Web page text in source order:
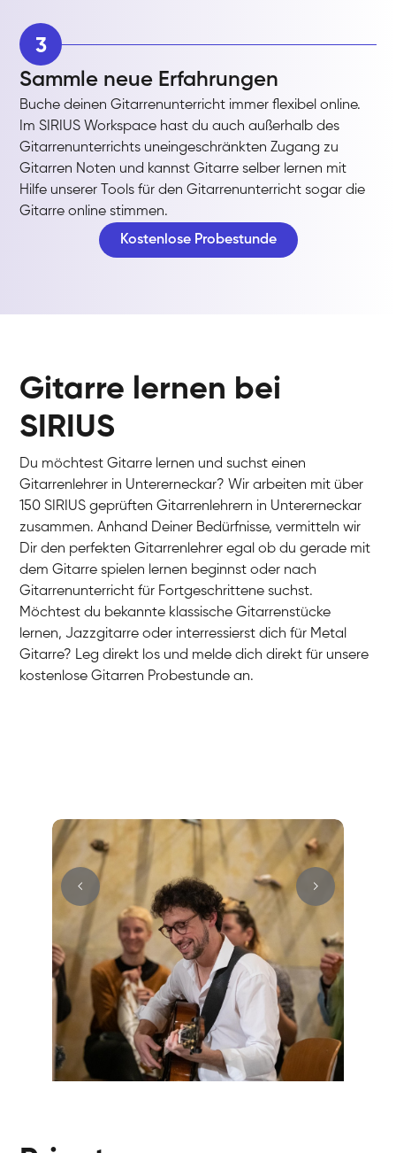
3
Sammle neue Erfahrungen
Buche deinen Gitarrenunterricht immer flexibel online.
Im SIRIUS Workspace hast du auch außerhalb des
Gitarrenunterrichts uneingeschränkten Zugang zu
Gitarren Noten und kannst Gitarre selber lernen mit
Hilfe unserer Tools für den Gitarrenunterricht sogar die
Gitarre online stimmen.
Kostenlose Probestunde
Gitarre lernen bei
SIRIUS
Du möchtest Gitarre lernen und suchst einen
Gitarrenlehrer in Untererneckar? Wir arbeiten mit über
150 SIRIUS geprüften Gitarrenlehrern in Untererneckar
zusammen. Anhand Deiner Bedürfnisse, vermitteln wir
Dir den perfekten Gitarrenlehrer egal ob du gerade mit
dem Gitarre spielen lernen beginnst oder nach
Gitarrenunterricht für Fortgeschrittene suchst.
Möchtest du bekannte klassische Gitarrenstücke
lernen, Jazzgitarre oder interressierst dich für Metal
Gitarre? Leg direkt los und melde dich direkt für unsere
kostenlose Gitarren Probestunde an.
Gitarre
Sandra
E-Gitarre